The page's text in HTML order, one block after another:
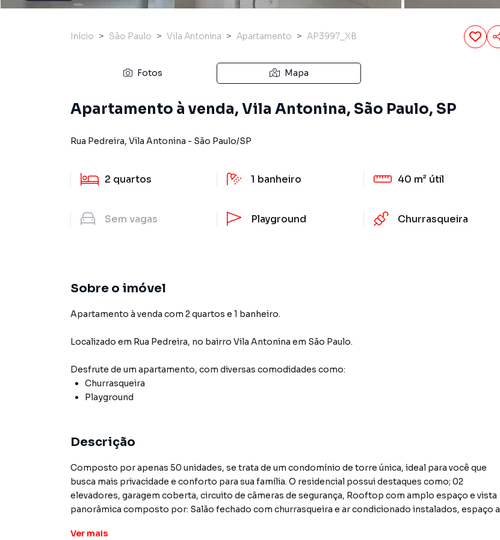
Início São Paulo Vila Antonina Apartamento AP3997_XB
Fotos Mapa
Apartamento à venda, Vila Antonina, São Paulo, SP
Rua Pedreira, Vila Antonina - São Paulo/SP
2 quartos 1 banheiro 40 m² útil
Sem vagas Playground Churrasqueira
Sobre o imóvel
Apartamento à venda com 2 quartos e 1 banheiro.
Localizado em Rua Pedreira, no bairro Vila Antonina em São Paulo.
Desfrute de um apartamento, com diversas comodidades como:
Churrasqueira
Playground
Descrição
Composto por apenas 50 unidades, se trata de um condomínio de torre única, ideal para você que
busca mais privacidade e conforto para sua família. O residencial possui destaques como; 02
elevadores, garagem coberta, circuito de câmeras de segurança, Rooftop com amplo espaço e vista
panorâmica composto por: Salão fechado com churrasqueira e ar condicionado instalados, espaço a
Ver mais